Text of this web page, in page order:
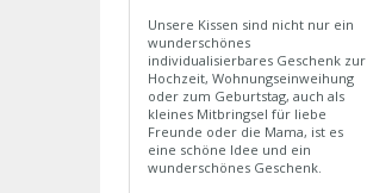
Unsere Kissen sind nicht nur ein
wunderschönes
individualisierbares Geschenk zur
Hochzeit, Wohnungseinweihung
oder zum Geburtstag, auch als
kleines Mitbringsel für liebe
Freunde oder die Mama, ist es
eine schöne Idee und ein
wunderschönes Geschenk.